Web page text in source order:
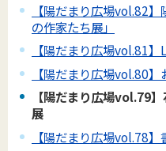
【陽だまり広場vol.82
の作家たち展」
【陽だまり広場vol.81
【陽だまり広場vol.80
【陽だまり広場vol.79
展
【陽だまり広場vol.78